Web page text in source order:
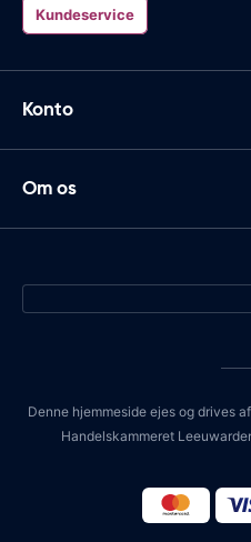
Kundeservice
Konto
Om os
Denne hjemmeside ejes og drives
Handelskammeret